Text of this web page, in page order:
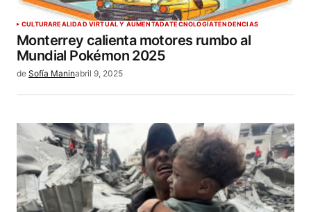
CULTURAREALIDAD VIRTUAL Y AUMENTADATECNOLOGÍATENDENCIAS
Monterrey calienta motores rumbo al
Mundial Pokémon 2025
de Sofía Maninabril 9, 2025